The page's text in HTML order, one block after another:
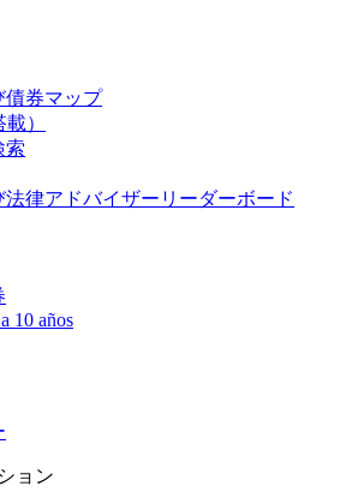
債券マップ
）
索
律アドバイザーリーダーボード
10 años
ョン